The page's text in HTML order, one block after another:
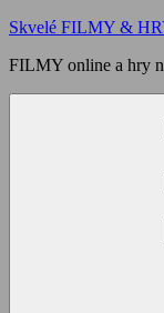
Skip
content
Skvelé FILMY &
FILMY online a hry